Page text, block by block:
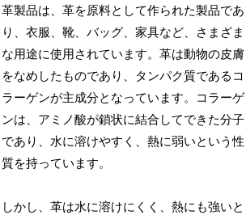
革製品は、革を原料として作られた製品であ
り、衣服、靴、バッグ、家具など、さまざま
な用途に使用されています。革は動物の皮膚
をなめしたものであり、タンパク質であるコ
ラーゲンが主成分となっています。コラーゲ
ンは、アミノ酸が鎖状に結合してできた分子
であり、水に溶けやすく、熱に弱いという性
質を持っています。
しかし、革は水に溶けにくく、熱にも強いと